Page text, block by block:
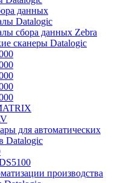
данных
Datalogic
сбора данных Zebra
сканеры Datalogic
для автоматических
Datalogic
производства